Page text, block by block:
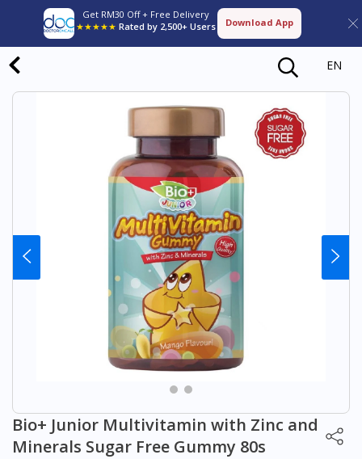
Get RM30 Off + Free Delivery
★★★★★ Rated by 2,500+ Users Download App
EN
Bio+ Junior Multivitamin with Zinc and
Minerals Sugar Free Gummy 80s